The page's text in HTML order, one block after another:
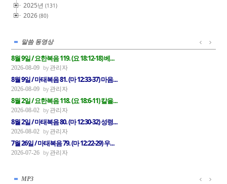
2025년(131)
2026(80)
말씀 동영상
8월 9일 / 요한복음 119. (요 18:12-18) 베...
2026-08-09 관리자
8월 9일 / 마태복음 81. (마 12:33-37) 마음...
2026-08-09 관리자
8월 2일 / 요한복음 118. (요 18:6-11) 칼을...
2026-08-02 관리자
8월 2일 / 마태복음 80. (마 12:30-32) 성령...
2026-08-02 관리자
7월 26일 / 마태복음 79. (마 12:22-29) 우...
2026-07-26 관리자
MP3